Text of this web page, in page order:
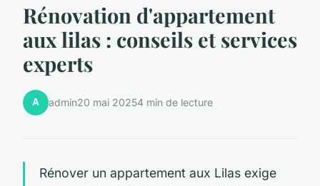
Rénovation d'appartement
aux lilas : conseils et services
experts
A admin20 mai 20254 min de lecture
Rénover un appartement aux Lilas exige